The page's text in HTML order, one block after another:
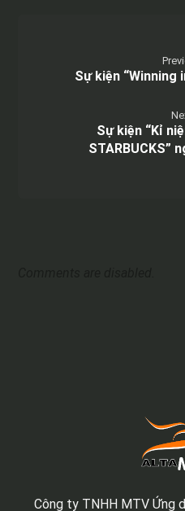
Sự kiện “Winning
Sự kiện “Kỉ
STARBUCKS”
Công ty TNHH MTV Ứng